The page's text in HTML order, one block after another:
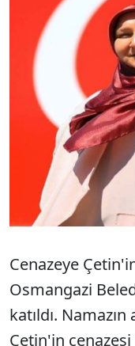
Cenazeye
Osmangazi
katıldı.
Çetin'in